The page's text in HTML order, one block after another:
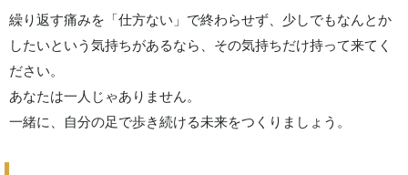
繰り返す痛みを「仕方ない」で終わらせず、少しでもなんとか
したいという気持ちがあるなら、その気持ちだけ持って来てく
ださい。
あなたは一人じゃありません。
一緒に、自分の足で歩き続ける未来をつくりましょう。